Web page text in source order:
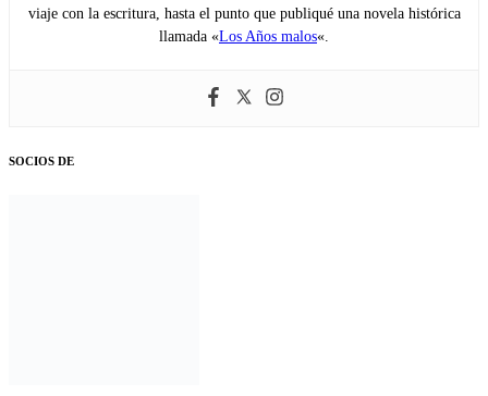
viaje con la escritura, hasta el punto que publiqué una novela histórica
llamada «Los Años malos«.
SOCIOS DE